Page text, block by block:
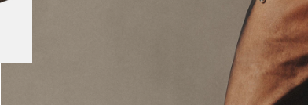
Segunda Pele Tule Wild Print Sand